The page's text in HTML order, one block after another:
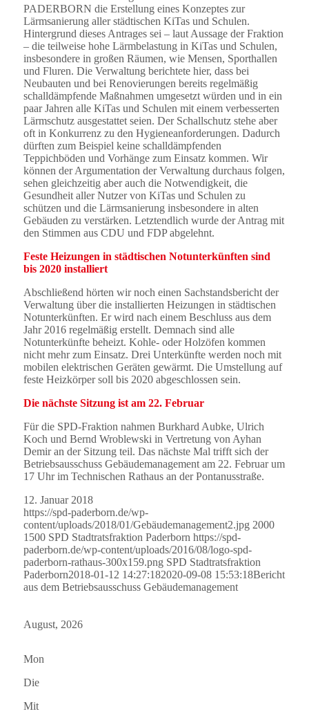
PADERBORN die Erstellung eines Konzeptes zur
Lärmsanierung aller städtischen KiTas und Schulen.
Hintergrund dieses Antrages sei – laut Aussage der Fraktion
– die teilweise hohe Lärmbelastung in KiTas und Schulen,
insbesondere in großen Räumen, wie Mensen, Sporthallen
und Fluren. Die Verwaltung berichtete hier, dass bei
Neubauten und bei Renovierungen bereits regelmäßig
schalldämpfende Maßnahmen umgesetzt würden und in ein
paar Jahren alle KiTas und Schulen mit einem verbesserten
Lärmschutz ausgestattet seien. Der Schallschutz stehe aber
oft in Konkurrenz zu den Hygieneanforderungen. Dadurch
dürften zum Beispiel keine schalldämpfenden
Teppichböden und Vorhänge zum Einsatz kommen. Wir
können der Argumentation der Verwaltung durchaus folgen,
sehen gleichzeitig aber auch die Notwendigkeit, die
Gesundheit aller Nutzer von KiTas und Schulen zu
schützen und die Lärmsanierung insbesondere in alten
Gebäuden zu verstärken. Letztendlich wurde der Antrag mit
den Stimmen aus CDU und FDP abgelehnt.
Feste Heizungen in städtischen Notunterkünften sind
bis 2020 installiert
Abschließend hörten wir noch einen Sachstandsbericht der
Verwaltung über die installierten Heizungen in städtischen
Notunterkünften. Er wird nach einem Beschluss aus dem
Jahr 2016 regelmäßig erstellt. Demnach sind alle
Notunterkünfte beheizt. Kohle- oder Holzöfen kommen
nicht mehr zum Einsatz. Drei Unterkünfte werden noch mit
mobilen elektrischen Geräten gewärmt. Die Umstellung auf
feste Heizkörper soll bis 2020 abgeschlossen sein.
Die nächste Sitzung ist am 22. Februar
Für die SPD-Fraktion nahmen Burkhard Aubke, Ulrich
Koch und Bernd Wroblewski in Vertretung von Ayhan
Demir an der Sitzung teil. Das nächste Mal trifft sich der
Betriebsausschuss Gebäudemanagement am 22. Februar um
17 Uhr im Technischen Rathaus an der Pontanusstraße.
12. Januar 2018
https://spd-paderborn.de/wp-
content/uploads/2018/01/Gebäudemanagement2.jpg 2000
1500 SPD Stadtratsfraktion Paderborn https://spd-
paderborn.de/wp-content/uploads/2016/08/logo-spd-
paderborn-rathaus-300x159.png SPD Stadtratsfraktion
Paderborn2018-01-12 14:27:182020-09-08 15:53:18Bericht
aus dem Betriebsausschuss Gebäudemanagement
August, 2026
Mon
Die
Mit